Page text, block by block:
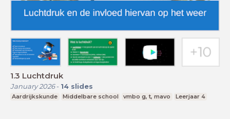
1.3 Luchtdruk
January 2026- 14 slides
Aardrijkskunde Middelbare school vmbo g, t, mavo Leerjaar 4